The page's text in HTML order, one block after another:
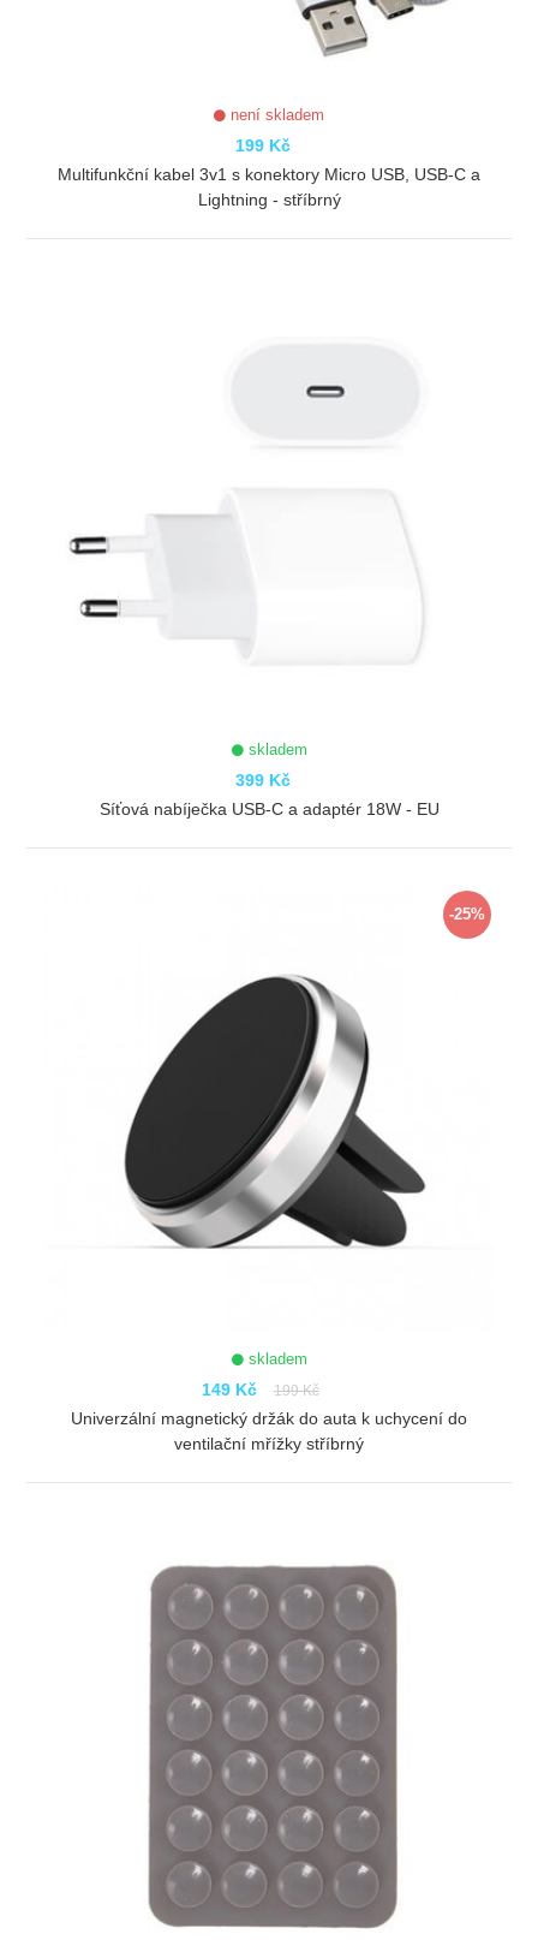
není skladem
199 Kč
Multifunkční kabel 3v1 s konektory Micro USB, USB-C a
Lightning - stříbrný
skladem
399 Kč
Síťová nabíječka USB-C a adaptér 18W - EU
-25%
skladem
149 Kč 199 Kč
Univerzální magnetický držák do auta k uchycení do
ventilační mřížky stříbrný